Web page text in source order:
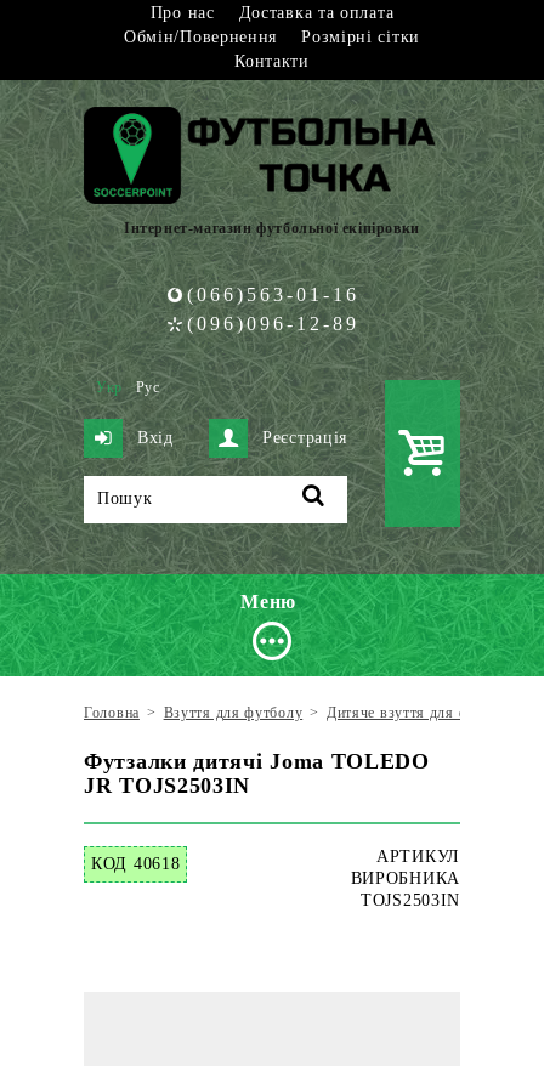
Про нас
Доставка та оплата
Обмін/Повернення
Розмірні сітки
Контакти
Інтернет-магазин футбольної екіпіровки
(066)563-01-16
(096)096-12-89
Укр Рус
Вхід Реєстрація
Меню
Головна > Взуття для футболу > Дитяче взуття для футболу
Футзалки дитячі Joma TOLEDO
JR TOJS2503IN
КОД 40618
АРТИКУЛ
ВИРОБНИКА
TOJS2503IN